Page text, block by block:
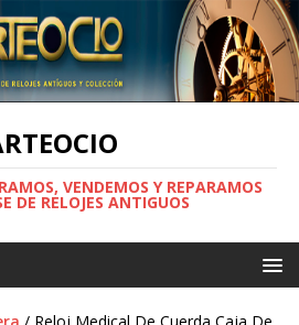
VENDEMOS Y REPARAMOS
DE RELOJES ANTIGUOS
/ Reloj Medical De Cuerda Caja De